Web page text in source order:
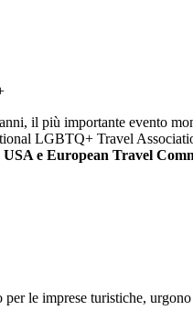
il più importante evento
LGBTQ+ Travel
e European Travel
le imprese turistiche,